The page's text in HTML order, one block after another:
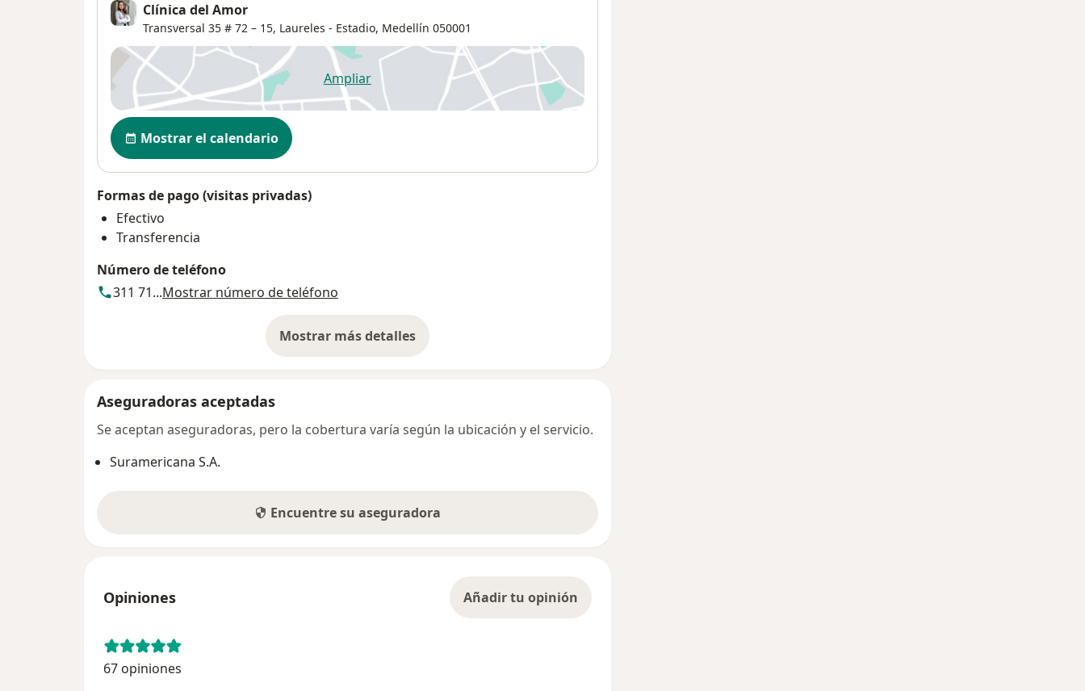
Clínica del Amor
Transversal 35 # 72 – 15, Laureles - Estadio, Medellín 050001
Ampliarse abre en una nueva pestaña
Disponibilidad
Mostrar el calendario
Formas de pago (visitas privadas)
Efectivo
Transferencia
Número de teléfono
311 71...Mostrar número de teléfono
Mostrar más detalles
sobre la dirección
Aseguradoras aceptadas
Se aceptan aseguradoras, pero la cobertura varía según la ubicación y el servicio.
Suramericana S.A.
Encuentre su aseguradora
Opiniones Añadir tu opinión
67 opiniones